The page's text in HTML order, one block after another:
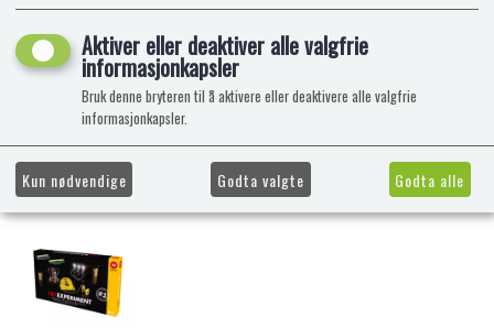
Aktiver eller deaktiver alle valgfrie
informasjonkapsler
Bruk denne bryteren til å aktivere eller deaktivere alle valgfrie
informasjonkapsler.
Kun nødvendige Godta valgte Godta alle